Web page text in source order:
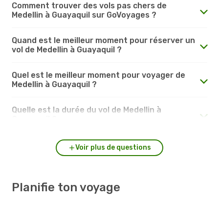
Comment trouver des vols pas chers de
Medellin à Guayaquil sur GoVoyages ?
Quand est le meilleur moment pour réserver un
vol de Medellin à Guayaquil ?
Quel est le meilleur moment pour voyager de
Medellin à Guayaquil ?
Quelle est la durée du vol de Medellin à
Voir plus de questions
Planifie ton voyage